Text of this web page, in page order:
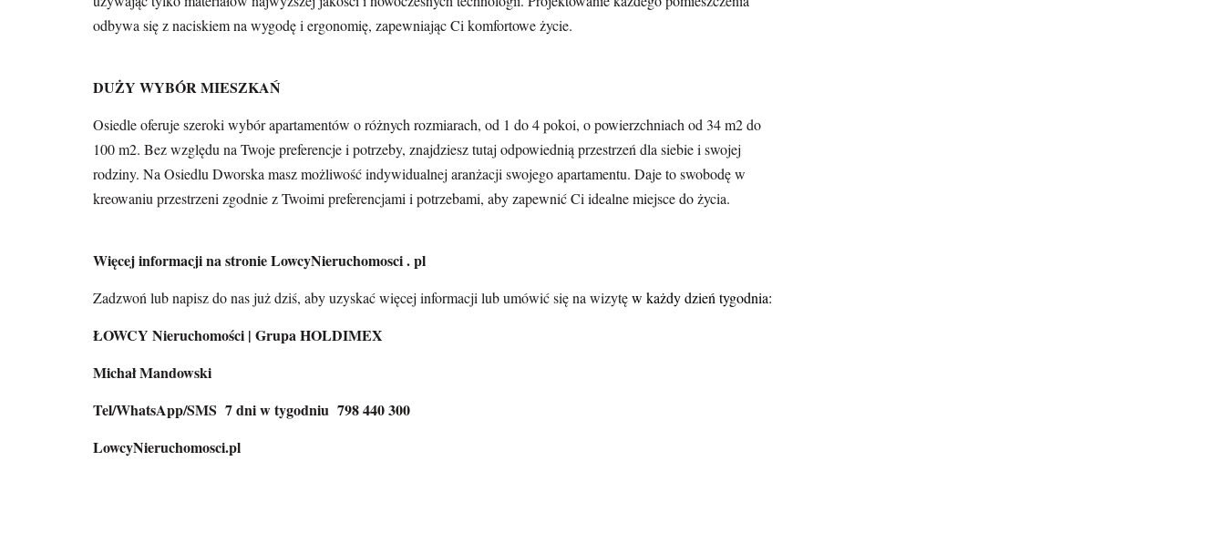
odbywa się z naciskiem na wygodę i ergonomię, zapewniając Ci komfortowe życie.
DUŻY WYBÓR MIESZKAŃ
Osiedle oferuje szeroki wybór apartamentów o różnych rozmiarach, od 1 do 4 pokoi, o powierzchniach od 34 m2 do
100 m2. Bez względu na Twoje preferencje i potrzeby, znajdziesz tutaj odpowiednią przestrzeń dla siebie i swojej
rodziny. Na Osiedlu Dworska masz możliwość indywidualnej aranżacji swojego apartamentu. Daje to swobodę w
kreowaniu przestrzeni zgodnie z Twoimi preferencjami i potrzebami, aby zapewnić Ci idealne miejsce do życia.
Więcej informacji na stronie LowcyNieruchomosci . pl
Zadzwoń lub napisz do nas już dziś, aby uzyskać więcej informacji lub umówić się na wizytęw każdy dzień tygodnia:
ŁOWCY Nieruchomości | Grupa HOLDIMEX
Michał Mandowski
Tel/WhatsApp/SMS 7 dni w tygodniu 798 440 300
LowcyNieruchomosci.pl